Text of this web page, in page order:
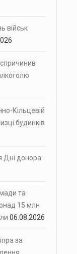
військ
Кільцевій
будинків
Дні донора:
та
15 млн
06.08.2026
за